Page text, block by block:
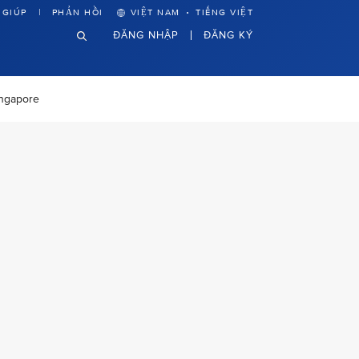
PHẢN HỒI VIỆT NAM · TIẾNG VIỆT
ĐĂNG NHẬP ĐĂNG KÝ